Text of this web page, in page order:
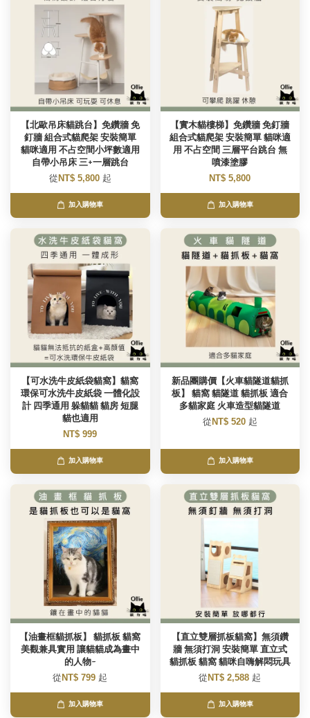
【北歐吊床貓跳台】免鑽牆 免
釘牆 組合式貓爬架 安裝簡單
貓咪適用 不占空間小坪數適用
自帶小吊床 三+一層跳台
從 NT$ 5,800 起
加入購物車
【實木貓樓梯】免鑽牆 免釘牆
組合式貓爬架 安裝簡單 貓咪適
用 不占空間 三層平台跳台 無
噴漆塗膠
NT$ 5,800
加入購物車
【可水洗牛皮紙袋貓窩】貓窩
環保可水洗牛皮紙袋 一體化設
計 四季通用 躲貓貓 貓房 短腿
貓也適用
NT$ 999
加入購物車
新品團購價【火車貓隧道貓抓
板】 貓窩 貓隧道 貓抓板 適合
多貓家庭 火車造型貓隧道
從 NT$ 520 起
加入購物車
【油畫框貓抓板】 貓抓板 貓窩
美觀兼具實用 讓貓貓成為畫中
的人物~
從 NT$ 799 起
加入購物車
【直立雙層抓板貓窩】無須鑽
牆 無須打洞 安裝簡單 直立式
貓抓板 貓窩 貓咪自嗨解悶玩具
從 NT$ 2,588 起
加入購物車